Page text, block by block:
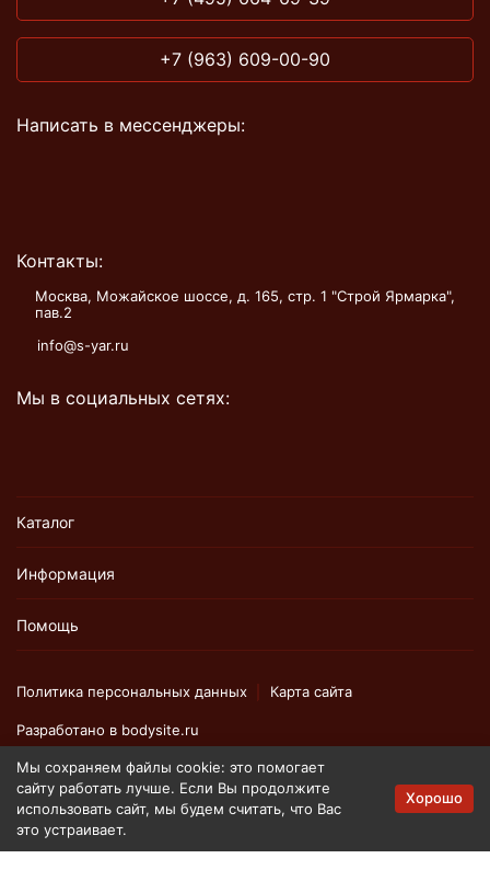
+7 (963) 609-00-90
Написать в мессенджеры:
Контакты:
Москва, Можайское шоссе, д. 165, стр. 1 "Строй Ярмарка",
пав.2
info@s-yar.ru
Мы в социальных сетях:
Каталог
Информация
Помощь
Политика персональных данных Карта сайта
Разработано в bodysite.ru
Вся представленная на сайте информация, касающаяся
технических характеристик, наличия на складе, стоимости
товаров, носит информационный характер и ни при каких
Мы сохраняем файлы cookie: это помогает
сайту работать лучше. Если Вы продолжите
использовать сайт, мы будем считать, что Вас
это устраивает.
Хорошо